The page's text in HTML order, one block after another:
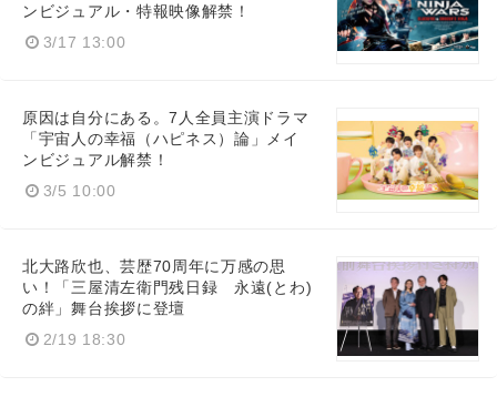
ンビジュアル・特報映像解禁！
3/17 13:00
原因は自分にある。7人全員主演ドラマ
「宇宙人の幸福（ハピネス）論」メイ
ンビジュアル解禁！
3/5 10:00
北大路欣也、芸歴70周年に万感の思
い！「三屋清左衛門残日録 永遠(とわ)
の絆」舞台挨拶に登壇
2/19 18:30